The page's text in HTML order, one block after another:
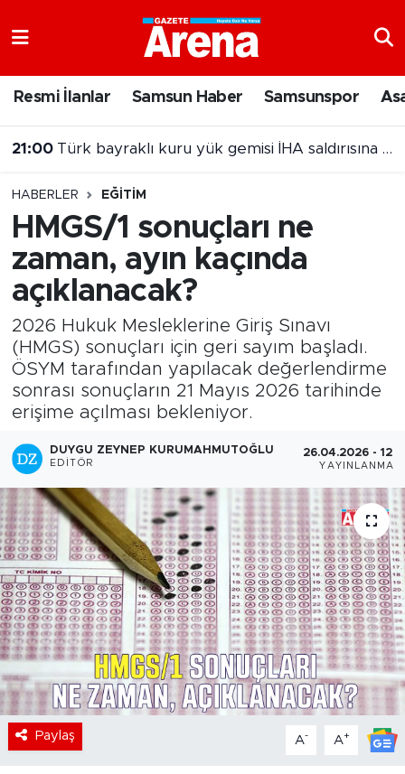
Resmi İlanlar Samsun Haber Samsunspor
21:00 Türk bayraklı kuru yük gemisi İHA saldırısına uğradı
HABERLER EĞITIM
HMGS/1 sonuçları ne
zaman, ayın kaçında
açıklanacak?
2026 Hukuk Mesleklerine Giriş Sınavı
(HMGS) sonuçları için geri sayım başladı.
ÖSYM tarafından yapılacak değerlendirme
sonrası sonuçların 21 Mayıs 2026 tarihinde
erişime açılması bekleniyor.
DUYGU ZEYNEP KURUMAHMUTOĞLU
EDITÖR
26.04.2026 -
YAYINLANMA
Paylaş A- A+
Samsun Namaz Vakitleri
Süper Lig Puan Durumu ve Fikstür
Tüm Manşetler
Son Dakika Haberleri
Haber Arşivi